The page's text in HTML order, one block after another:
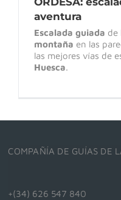
aventura
Escalada guiada de
montaña en las
las mejores vías de
Huesca.
COMPAÑÍA DE GUÍAS DE
+(34) 626 547 840